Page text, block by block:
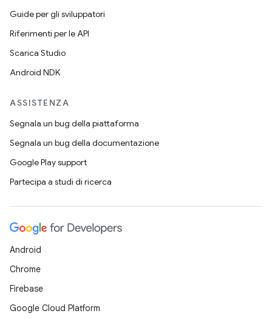
Guide per gli sviluppatori
Riferimenti per le API
Scarica Studio
Android NDK
ASSISTENZA
Segnala un bug della piattaforma
Segnala un bug della documentazione
Google Play support
Partecipa a studi di ricerca
Android
Chrome
Firebase
Google Cloud Platform